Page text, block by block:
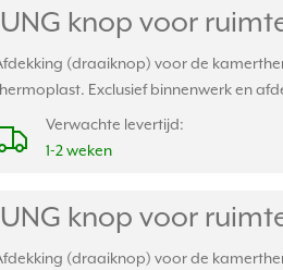
JUNG knop voor
(draaiknop) voor de
Exclusief binnenwerk en
Verwachte levertijd:
1-2 weken
JUNG knop voor
(draaiknop) voor de